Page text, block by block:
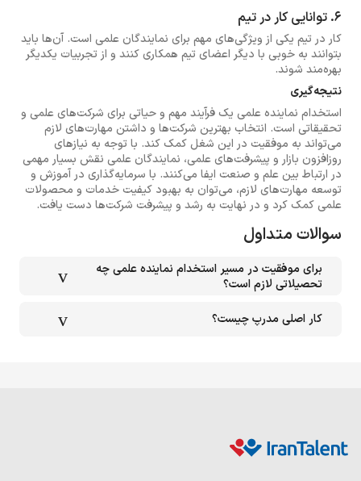
6. توانایی کار در تیم
کار در تیم یکی از ویژگی‌های مهم برای نمایندگان علمی است. آن‌ها باید
بتوانند به خوبی با دیگر اعضای تیم همکاری کنند و از تجربیات یکدیگر
بهره‌مند شوند.
نتیجه‌گیری
استخدام نماینده علمی یک فرآیند مهم و حیاتی برای شرکت‌های علمی و
تحقیقاتی است. انتخاب بهترین شرکت‌ها و داشتن مهارت‌های لازم
می‌تواند به موفقیت در این شغل کمک کند. با توجه به نیازهای
روزافزون بازار و پیشرفت‌های علمی، نمایندگان علمی نقش بسیار مهمی
در ارتباط بین علم و صنعت ایفا می‌کنند. با سرمایه‌گذاری در آموزش و
توسعه مهارت‌های لازم، می‌توان به بهبود کیفیت خدمات و محصولات
علمی کمک کرد و در نهایت به رشد و پیشرفت شرکت‌ها دست یافت.
سوالات متداول
برای موفقیت در مسیر استخدام نماینده علمی چه
تحصیلاتی لازم است؟
کار اصلی مدرپ چیست؟